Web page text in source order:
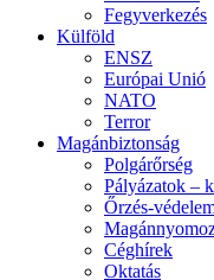
Fegyverkezés
Külföld
ENSZ
Európai Unió
NATO
Terror
Magánbiztonság
Polgárőrség
Pályázatok –
Őrzés-
Céghírek
Oktatás